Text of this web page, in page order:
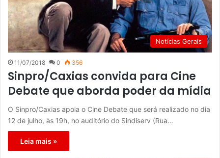
Notícias Gerais
11/07/2018 0 356
Sinpro/Caxias convida para Cine
Debate que aborda poder da mídia
O Sinpro/Caxias apoia o Cine Debate que será realizado no dia
12 de julho, às 19h, no auditório do Sindiserv (Rua…
Leia mais »